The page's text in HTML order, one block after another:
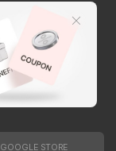
GOOGLE STORE